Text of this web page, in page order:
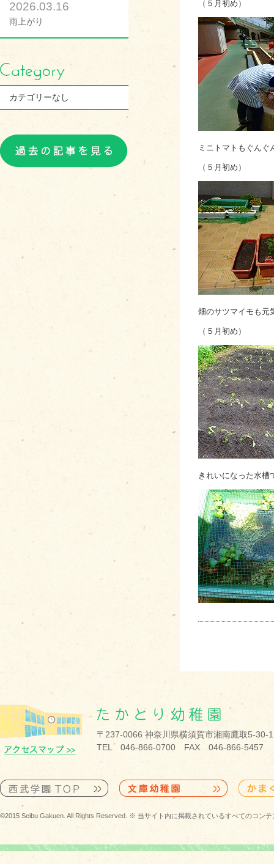
2026.03.16
雨上がり
カテゴリーなし
（５月
ミニトマトもぐんぐ
（５月
畑のサツマイモも元
（５月
きれいになった水槽
〒237-0066 神奈川県横須賀市湘南鷹取5-30-1
TEL 046-866-0700 FAX 046-866-5457
©2015 Seibu Gakuen. All Rights Reserved. ※ 当サイト内に掲載されているすべてのコン